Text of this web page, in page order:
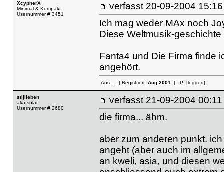
XcypherX
Minimal & Kompakt
Usernummer # 3451
verfasst 20-09-2004
Ich mag weder MAx noch
Diese Weltmusik-
Fanta4 und Die Firma finde
angehört.
Aus: ...| Registriert: Aug 2001| IP: [logged]
stijlleben
aka solar
Usernummer # 2680
verfasst 21-09-2004
die firma... ähm.
aber zum anderen punkt.
angeht (aber auch im
an kweli, asia, und diesen